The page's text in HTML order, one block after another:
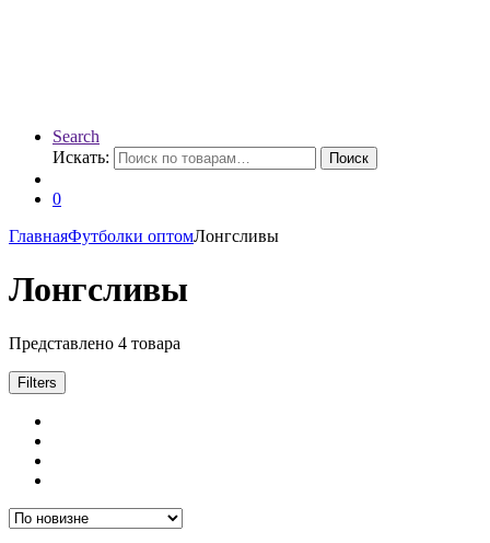
Search
Искать:
Поиск
0
ГлавнаяФутболки оптомЛонгсливы
Лонгсливы
Представлено 4 товара
Filters